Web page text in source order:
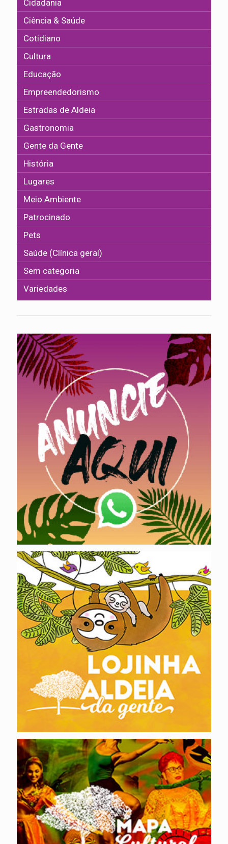
Cidadania
Ciência & Saúde
Cotidiano
Cultura
Educação
Empreendedorismo
Estradas de Aldeia
Gastronomia
Gente da Gente
História
Lugares
Meio Ambiente
Patrocinado
Pets
Saúde (Clínica geral)
Sem categoria
Variedades